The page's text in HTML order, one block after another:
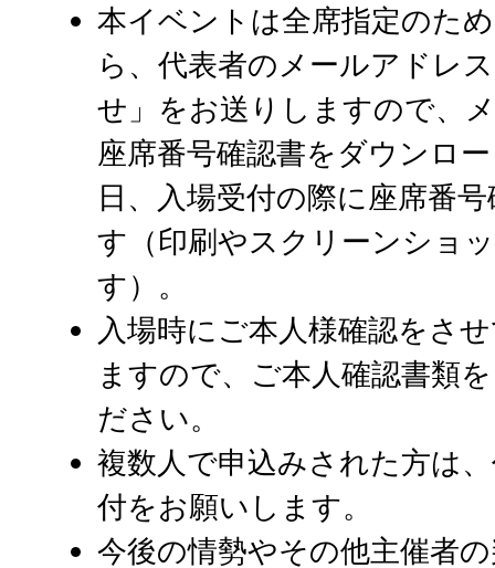
本イベントは全席指定のた
ら、代表者のメールアドレ
せ」をお送りしますので、
座席番号確認書をダウンロ
日、入場受付の際に座席番
す（印刷やスクリーンショ
す）。
入場時にご本人様確認をさ
ますので、ご本人確認書類
ださい。
複数人で申込みされた方は
付をお願いします。
今後の情勢やその他主催者